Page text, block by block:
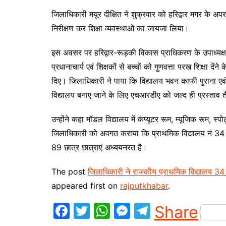
जिलाधिकारी मयूर दीक्षित ने शुक्रवार को हरिद्वार मगर
निरीक्षण कर शिक्षा व्यवस्थाओं का जायजा लिया।
इस अवसर पर हरिद्वार-रूड़की विकास प्राधिकरण के
प्रधानाचार्य एवं शिक्षकों से बच्चों को गुणवत्ता परख शिक्षा
दिए। जिलाधिकारी ने पाया कि विद्यालय भवन काफी पुराना
विद्यालय बनाए जाने के लिए एचआरडीए को जल्द ही प्रस्ताव
उन्होंने कहा मॉडल विद्यालय में कंप्यूटर रूम, म्यूजिक रूम,
जिलाधिकारी को अवगत कराया कि प्राथमिक विद्यालय नं
89 छात्र छात्राएं अध्ययनरत है।
The postजिलाधिकारी ने राजकीय प्राथमिक विद्यालय
appeared first on rajputkhabar.
F
T
W M T
Share